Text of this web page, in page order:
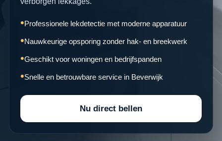
Professionele lekdetectie met moderne apparatuur
Nauwkeurige opsporing zonder hak- en breekwerk
Geschikt voor woningen en bedrijfspanden
Snelle en betrouwbare service in Beverwijk
Nu direct bellen